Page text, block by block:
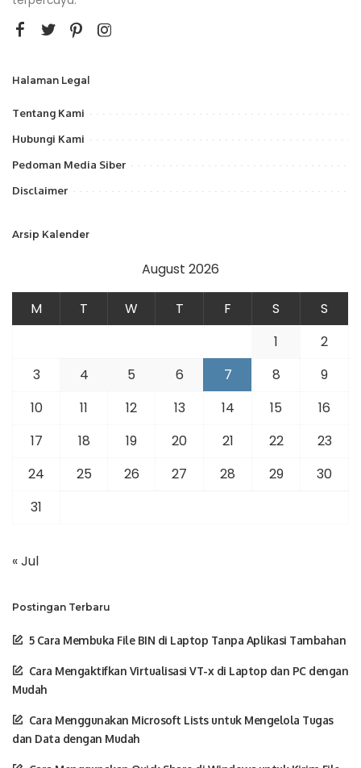
Halaman Legal
Tentang Kami
Hubungi Kami
Pedoman Media Siber
Disclaimer
Arsip Kalender
August 2026
M T W T F S
S
1
2
3
4 5 6 7 8
9
10
11 12 13 14 15
16
17
18 19 20 21 22
23
24
25 26 27 28 29
30
31
« Jul
Postingan Terbaru
5 Cara Membuka File BIN di Laptop Tanpa Aplikasi Tambahan
Cara Mengaktifkan Virtualisasi VT-x di Laptop dan PC dengan
Mudah
Cara Menggunakan Microsoft Lists untuk Mengelola Tugas
dan Data dengan Mudah